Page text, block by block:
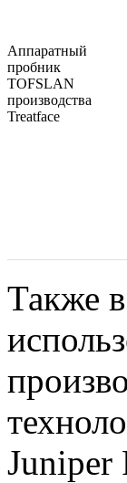
Аппаратный
пробник
TOFSLAN
производства
Treatface
Также
Juniper